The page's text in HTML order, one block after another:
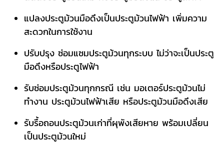
แปลงประตูม้วนมือดึงเป็นประตูม้วนไฟฟ้า เพิ่มความ
สะดวกในการใช้งาน
ปรับปรุง ซ่อมแซมประตูม้วนทุกระบบ ไม่ว่าจะเป็นประตู
มือดึงหรือประตูไฟฟ้า
รับซ่อมประตูม้วนทุกกรณี เช่น มอเตอร์ประตูม้วนไม่
ทำงาน ประตูม้วนไฟฟ้าเสีย หรือประตูม้วนมือดึงเสีย
รับรื้อถอนประตูม้วนเก่าที่ผุพังเสียหาย พร้อมเปลี่ยน
เป็นประตูม้วนใหม่